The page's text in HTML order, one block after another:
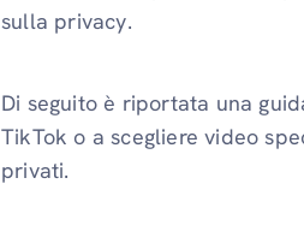
sulla privacy.
Di seguito è riportata una
TikTok o a scegliere video
privati.